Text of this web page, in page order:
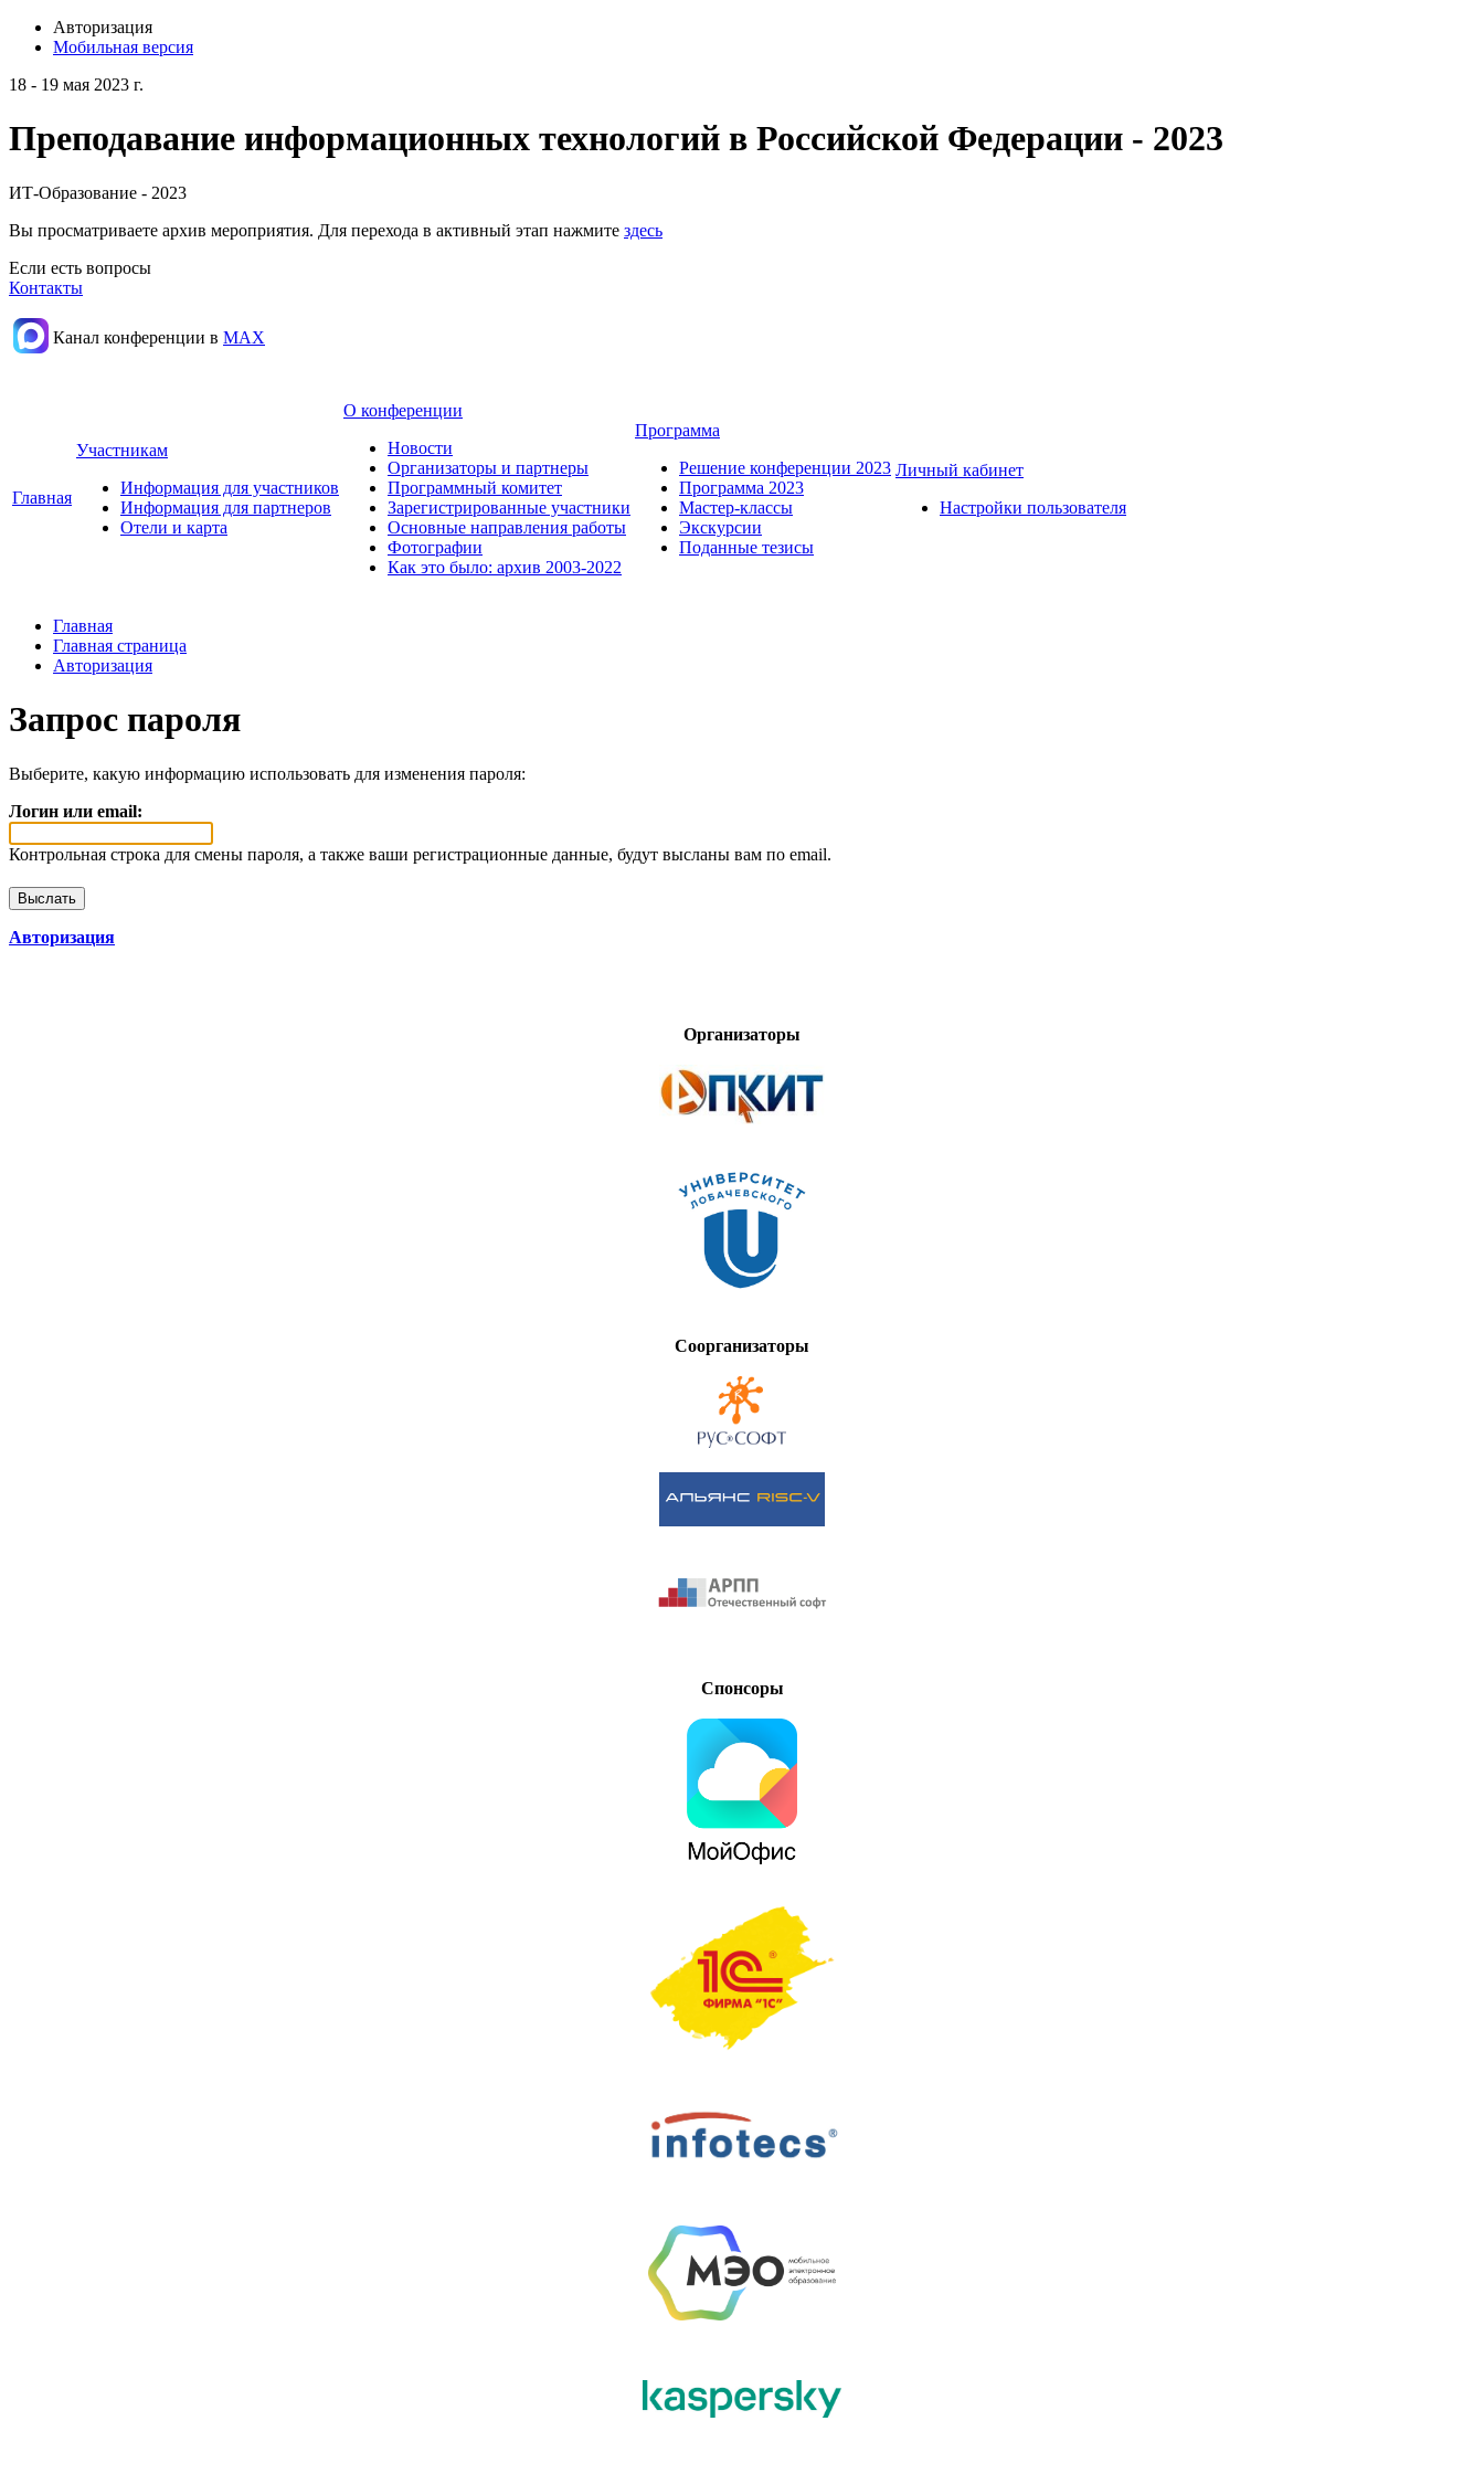
Авторизация
Мобильная версия
18 - 19 мая 2023 г.
Преподавание информационных технологий в Российской Федерации - 2023
ИТ-Образование - 2023
Вы просматриваете архив мероприятия. Для перехода в активный этап нажмите здесь
Если есть вопросы
Контакты
Канал конференции в МАХ
Главная
Участникам
Информация для участников
Информация для партнеров
Отели и карта
О конференции
Новости
Организаторы и партнеры
Программный комитет
Зарегистрированные участники
Основные направления работы
Фотографии
Как это было: архив 2003-2022
Программа
Решение конференции 2023
Программа 2023
Мастер-классы
Экскурсии
Поданные тезисы
Личный кабинет
Настройки пользователя
Главная
Главная страница
Авторизация
Запрос пароля
Выберите, какую информацию использовать для изменения пароля:
Логин или email:
Контрольная строка для смены пароля, а также ваши регистрационные данные, будут высланы вам по email.
Авторизация
Организаторы
Соорганизаторы
Спонсоры